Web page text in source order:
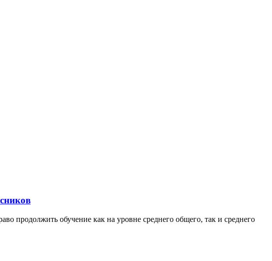
продолжить обучение как на уровне среднего общего, так и среднего